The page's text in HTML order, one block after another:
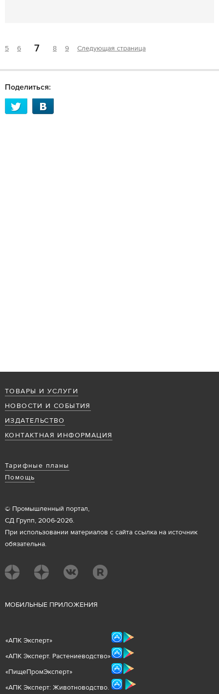
5 6 7 8 9 Следующая страница
Поделиться:
ТОВАРЫ И УСЛУГИ
НОВОСТИ И СОБЫТИЯ
ИЗДАТЕЛЬСТВО
КОНТАКТНАЯ ИНФОРМАЦИЯ
Тарифные планы
Помощь
© Промышленный портал,
СД Групп, 2006-2026.
При использовании материалов с сайта ссылка на источник
обязательна.
МОБИЛЬНЫЕ ПРИЛОЖЕНИЯ
«АПК Эксперт»
«АПК Эксперт. Растениеводство»
«ПищеПромЭксперт»
«АПК Эксперт: Животноводство.